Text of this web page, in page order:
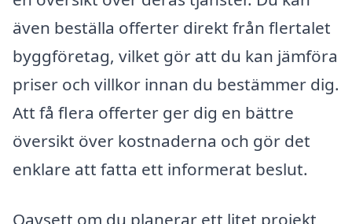
även beställa offerter direkt från flertalet
byggföretag, vilket gör att du kan jämföra
priser och villkor innan du bestämmer dig.
Att få flera offerter ger dig en bättre
översikt över kostnaderna och gör det
enklare att fatta ett informerat beslut.
Oavsett om du planerar ett litet projekt